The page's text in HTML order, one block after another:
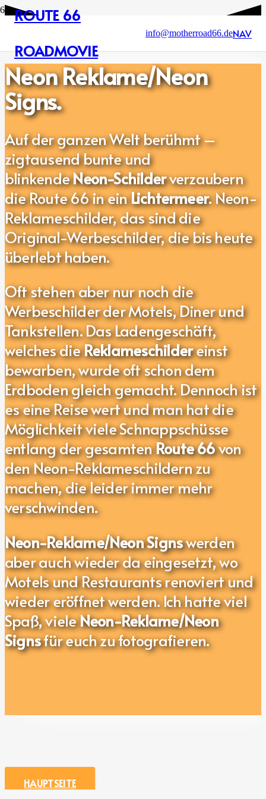
ROUTE 66
ROADMOVIE
info@motherroad66.deNAV
Neon Reklame/Neon
Signs.
Auf der ganzen Welt berühmt –
zigtausend bunte und
blinkendeNeon-Schilderverzaubern
die Route 66 in einLichtermeer. Neon-
Reklameschilder, das sind die
Original-Werbeschilder, die bis heute
überlebt haben.
Oft stehen aber nur noch die
Werbeschilder der Motels, Diner und
Tankstellen. Das Ladengeschäft,
welches dieReklameschildereinst
bewarben, wurde oft schon dem
Erdboden gleich gemacht. Dennoch ist
es eine Reise wert und man hat die
Möglichkeit viele Schnappschüsse
entlang der gesamtenRoute 66von
den Neon-Reklameschildernzu
machen, die leider immer mehr
verschwinden.
Neon-Reklame/Neon Signswerden
aber auch wieder da eingesetzt, wo
Motels und Restaurants renoviert und
wieder eröffnet werden. Ich hatte viel
Spaß, vieleNeon-Reklame/Neon
Signsfür euch zu fotografieren.
HAUPTSEITE